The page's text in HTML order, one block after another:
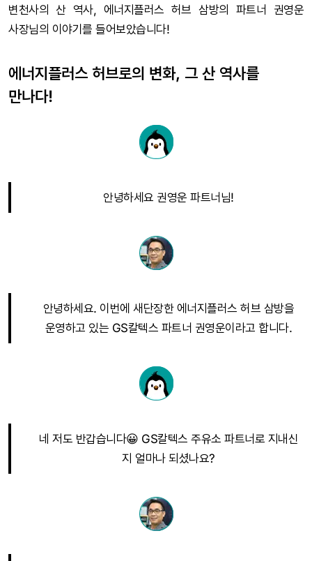
변천사의 산 역사, 에너지플러스 허브 삼방의 파트너 권영운
사장님의 이야기를 들어보았습니다!
에너지플러스 허브로의 변화, 그 산 역사를
만나다!
안녕하세요 권영운 파트너님!
안녕하세요. 이번에 새단장한 에너지플러스 허브 삼방을
운영하고 있는 GS칼텍스 파트너 권영운이라고 합니다.
네 저도 반갑습니다😀 GS칼텍스 주유소 파트너로 지내신
지 얼마나 되셨나요?